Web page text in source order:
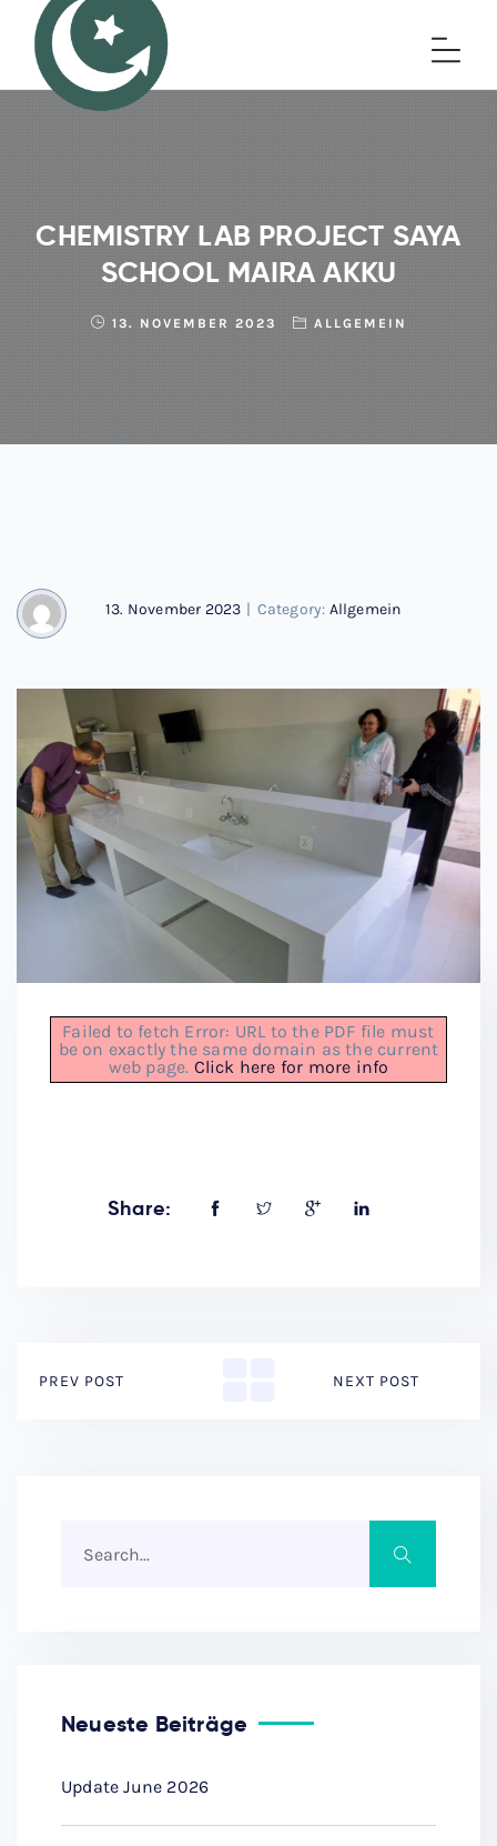
CHEMISTRY LAB PROJECT SAYA
SCHOOL MAIRA AKKU
13. NOVEMBER 2023 ALLGEMEIN
13. November 2023 | Category: Allgemein
Failed to fetch Error: URL to the PDF file must
be on exactly the same domain as the current
web page. Click here for more info
Share:
PREV POST NEXT POST
Neueste Beiträge
Update June 2026